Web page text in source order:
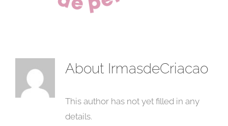
About IrmasdeCriacao
This author has not yet filled in any
details.